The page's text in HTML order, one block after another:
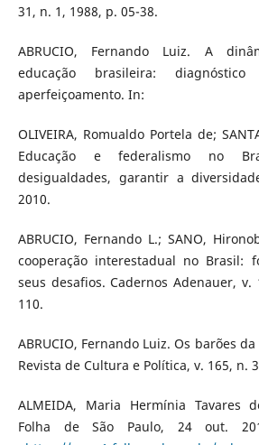
31, n. 1, 1988, p. 05-38.
ABRUCIO, Fernando Luiz. A
educação brasileira:
aperfeiçoamento. In:
OLIVEIRA, Romualdo Portela de;
Educação e federalismo no
desigualdades, garantir a
2010.
ABRUCIO, Fernando L.; SANO,
cooperação interestadual no Brasil:
seus desafios. Cadernos Adenauer,
110.
ABRUCIO, Fernando Luiz. Os barões
Revista de Cultura e Política, v. 165, n.
ALMEIDA, Maria Hermínia Tavares
Folha de São Paulo, 24 out.